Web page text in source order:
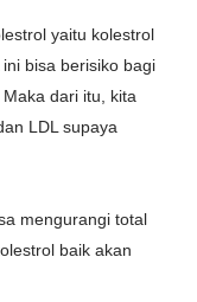
yaitu kolestrol
bisa berisiko bagi
dari itu, kita
LDL supaya
mengurangi total
baik akan